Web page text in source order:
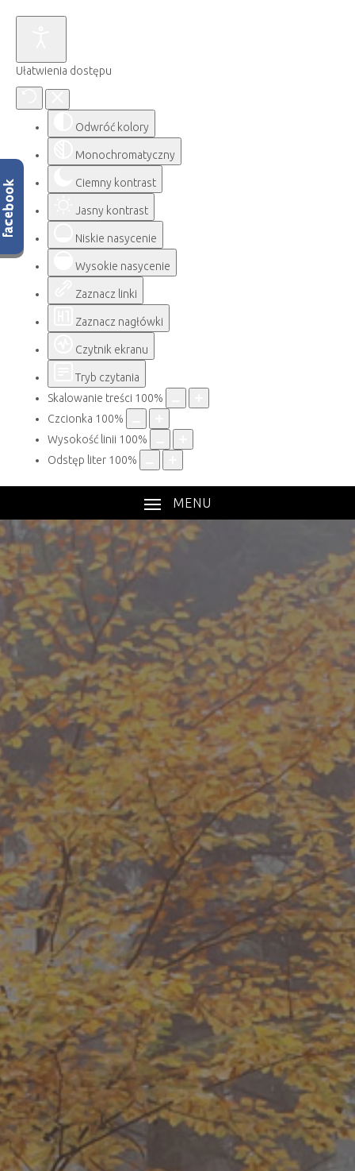
Ułatwienia dostępu
Odwróć kolory
Monochromatyczny
Ciemny kontrast
Jasny kontrast
Niskie nasycenie
Wysokie nasycenie
Zaznacz linki
Zaznacz nagłówki
Czytnik ekranu
Tryb czytania
Skalowanie treści 100%
Czcionka 100%
Wysokość linii 100%
Odstęp liter 100%
MENU